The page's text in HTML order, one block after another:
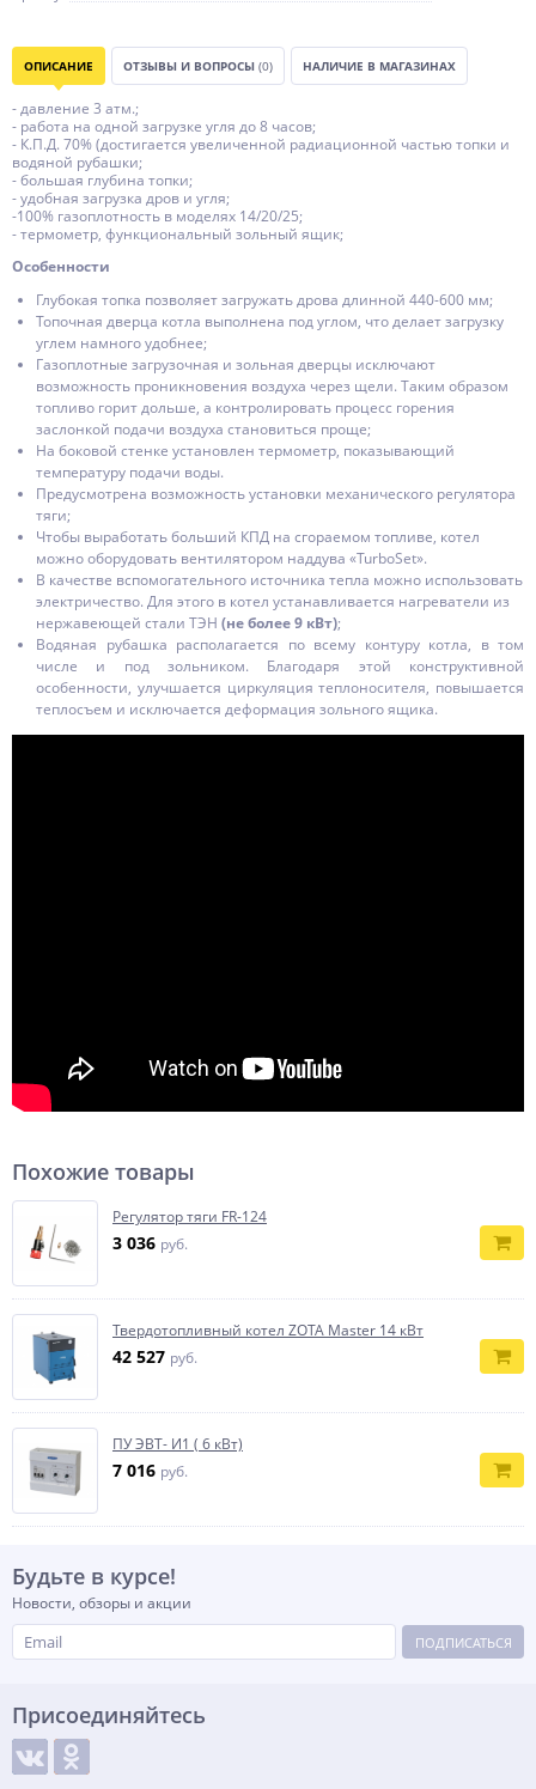
ОПИСАНИЕ ОТЗЫВЫ И ВОПРОСЫ (0) НАЛИЧИЕ В МАГАЗИНАХ
- давление 3 атм.;
- работа на одной загрузке угля до 8 часов;
- К.П.Д. 70% (достигается увеличенной радиационной частью топки и
водяной рубашки;
- большая глубина топки;
- удобная загрузка дров и угля;
-100% газоплотность в моделях 14/20/25;
- термометр, функциональный зольный ящик;
Особенности
Глубокая топка позволяет загружать дрова длинной 440-600 мм;
Топочная дверца котла выполнена под углом, что делает загрузку
углем намного удобнее;
Газоплотные загрузочная и зольная дверцы исключают
возможность проникновения воздуха через щели. Таким образом
топливо горит дольше, а контролировать процесс горения
заслонкой подачи воздуха становиться проще;
На боковой стенке установлен термометр, показывающий
температуру подачи воды.
Предусмотрена возможность установки механического регулятора
тяги;
Чтобы выработать больший КПД на сгораемом топливе, котел
можно оборудовать вентилятором наддува «TurboSet».
В качестве вспомогательного источника тепла можно использовать
электричество. Для этого в котел устанавливается нагреватели из
нержавеющей стали ТЭН (не более 9 кВт);
Водяная рубашка располагается по всему контуру котла, в том
числе и под зольником. Благодаря этой конструктивной
особенности, улучшается циркуляция теплоносителя, повышается
теплосъем и исключается деформация зольного ящика.
Похожие товары
Регулятор тяги FR-124
3 036 руб.
Твердотопливный котел ZOTA Master 14 кВт
42 527 руб.
ПУ ЭВТ- И1 ( 6 кВт)
7 016 руб.
Будьте в курсе!
Новости, обзоры и акции
ПОДПИСАТЬСЯ
Присоединяйтесь